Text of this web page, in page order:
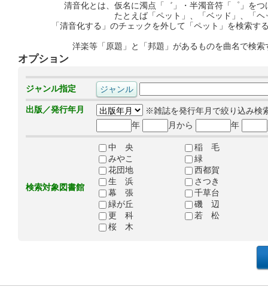
清音化とは、仮名に濁点「゛」・半濁音符「゜」を
たとえば「ペット」、「ベッド」、「
「清音化する」のチェックを外して「ペット」を検索
洋楽等「原題」と「邦題」があるものを曲名で検
オプション
ジャンル指定
出版／発行年月
※雑誌を発行年月で絞り込み検
年
月から 年
検索対象図書館
中 央
稲 毛
みやこ
緑
花団地
西都賀
生 浜
さつき
幕 張
千草台
緑が丘
磯 辺
更 科
若 松
桜 木